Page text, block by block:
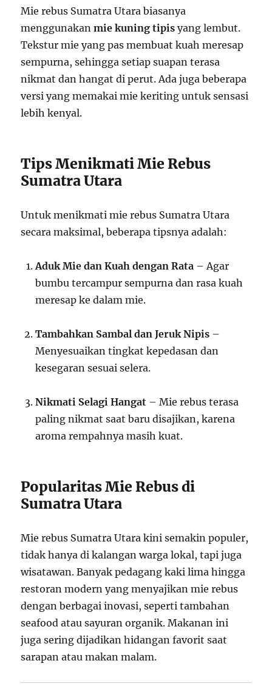
Mie rebus Sumatra Utara biasanya
menggunakanmie kuning tipis yang lembut.
Tekstur mie yang pas membuat kuah meresap
sempurna, sehingga setiap suapan terasa
nikmat dan hangat di perut. Ada juga beberapa
versi yang memakai mie keriting untuk sensasi
lebih kenyal.
Tips Menikmati Mie Rebus
Sumatra Utara
Untuk menikmati mie rebus Sumatra Utara
secara maksimal, beberapa tipsnya adalah:
Aduk Mie dan Kuah dengan Rata – Agar
bumbu tercampur sempurna dan rasa kuah
meresap ke dalam mie.
Tambahkan Sambal dan Jeruk Nipis –
Menyesuaikan tingkat kepedasan dan
kesegaran sesuai selera.
Nikmati Selagi Hangat – Mie rebus terasa
paling nikmat saat baru disajikan, karena
aroma rempahnya masih kuat.
Popularitas Mie Rebus di
Sumatra Utara
Mie rebus Sumatra Utara kini semakin populer,
tidak hanya di kalangan warga lokal, tapi juga
wisatawan. Banyak pedagang kaki lima hingga
restoran modern yang menyajikan mie rebus
dengan berbagai inovasi, seperti tambahan
seafood atau sayuran organik. Makanan ini
juga sering dijadikan hidangan favorit saat
sarapan atau makan malam.